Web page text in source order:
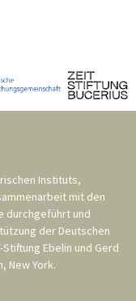
Instituts,
mit den
durchgeführt und
der Deutschen
Stiftung Ebelin und Gerd
New York.